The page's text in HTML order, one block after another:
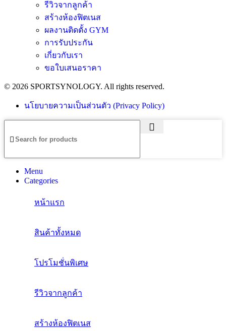
รีวิวจากลูกค้า
สร้างห้องฟิตเนส
ผลงานติดตั้ง GYM
การรับประกัน
เกี่ยวกับเรา
ขอใบเสนอราคา
© 2026 SPORTSYNOLOGY. All rights reserved.
นโยบายความเป็นส่วนตัว (Privacy Policy)
Menu
Categories
หน้าแรก
สินค้าทั้งหมด
โปรโมชั่นพิเศษ
รีวิวจากลูกค้า
สร้างห้องฟิตเนส